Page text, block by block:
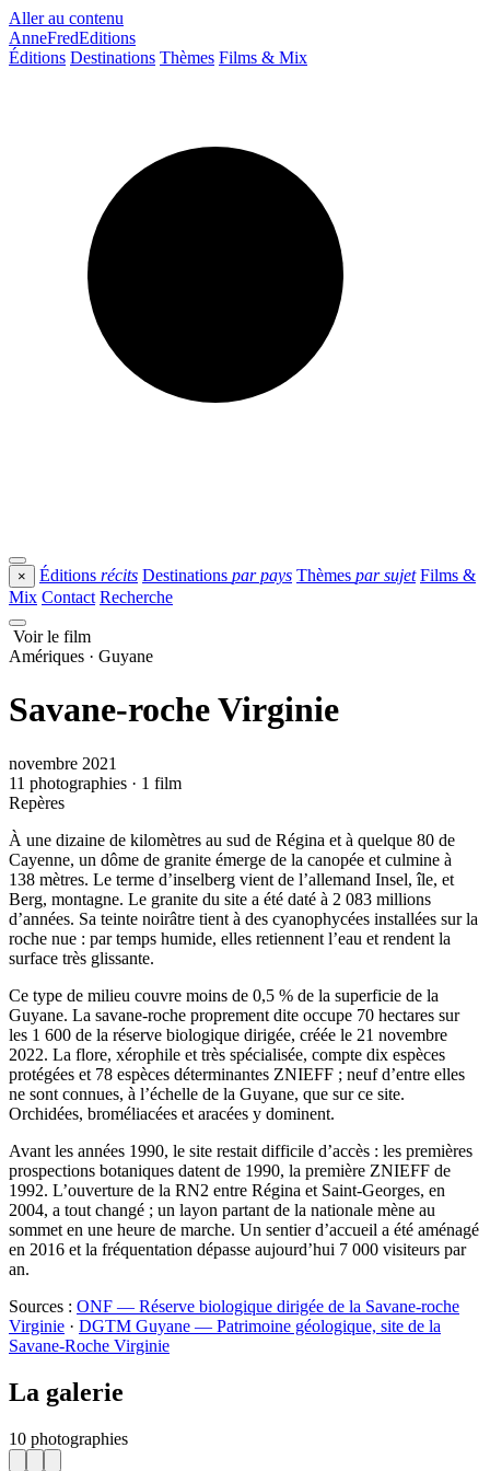
Aller au contenu
AnneFredEditions
Éditions Destinations Thèmes Films & Mix
× Éditions récits Destinations par pays Thèmes par sujet Films &
Mix Contact Recherche
Voir le film
Amériques · Guyane
Savane-roche Virginie
novembre 2021
11 photographies · 1 film
Repères
À une dizaine de kilomètres au sud de Régina et à quelque 80 de
Cayenne, un dôme de granite émerge de la canopée et culmine à
138 mètres. Le terme d’inselberg vient de l’allemand Insel, île, et
Berg, montagne. Le granite du site a été daté à 2 083 millions
d’années. Sa teinte noirâtre tient à des cyanophycées installées sur la
roche nue : par temps humide, elles retiennent l’eau et rendent la
surface très glissante.
Ce type de milieu couvre moins de 0,5 % de la superficie de la
Guyane. La savane-roche proprement dite occupe 70 hectares sur
les 1 600 de la réserve biologique dirigée, créée le 21 novembre
2022. La flore, xérophile et très spécialisée, compte dix espèces
protégées et 78 espèces déterminantes ZNIEFF ; neuf d’entre elles
ne sont connues, à l’échelle de la Guyane, que sur ce site.
Orchidées, broméliacées et aracées y dominent.
Avant les années 1990, le site restait difficile d’accès : les premières
prospections botaniques datent de 1990, la première ZNIEFF de
1992. L’ouverture de la RN2 entre Régina et Saint-Georges, en
2004, a tout changé ; un layon partant de la nationale mène au
sommet en une heure de marche. Un sentier d’accueil a été aménagé
en 2016 et la fréquentation dépasse aujourd’hui 7 000 visiteurs par
an.
Sources : ONF — Réserve biologique dirigée de la Savane-roche
Virginie · DGTM Guyane — Patrimoine géologique, site de la
Savane-Roche Virginie
La galerie
10 photographies